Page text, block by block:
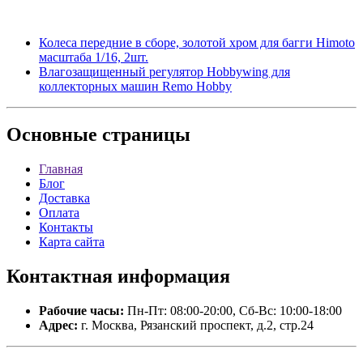
Колеса передние в сборе, золотой хром для багги Himoto
масштаба 1/16, 2шт.
Влагозащищенный регулятор Hobbywing для
коллекторных машин Remo Hobby
Основные страницы
Главная
Блог
Доставка
Оплата
Контакты
Карта сайта
Контактная информация
Рабочие часы: Пн-Пт: 08:00-20:00, Сб-Вс: 10:00-18:00
Адрес: г. Москва, Рязанский проспект, д.2, стр.24